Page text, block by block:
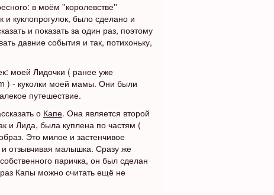
в моём ''королевстве''
куклопрогулок, было сделано и
и показать за один раз, поэтому
давние события и так, потихоньку,
моей Лидочки ( ранее уже
) - куколки моей мамы. Они были
путешествие.
о Капе. Она является второй
и Лида, была куплена по частям (
Это милое и застенчивое
отзывчивая малышка. Сразу же
паричка, он был сделан
Капы можно считать ещё не